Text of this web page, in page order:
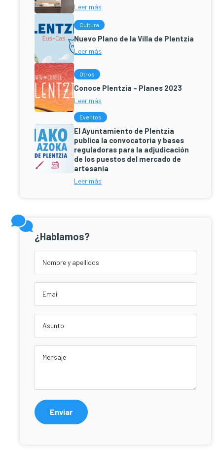
Leer más
Cultura
Nuevo Plano de la Villa de Plentzia
Leer más
Otros
Conoce Plentzia – Planes 2023
Leer más
Eventos
El Ayuntamiento de Plentzia
publica la convocatoria y bases
reguladoras para la adjudicación
de los puestos del mercado de
artesanía
Leer más
¿Hablamos?